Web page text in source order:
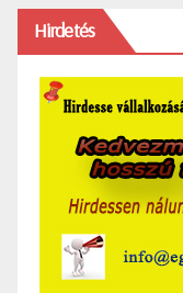
Hirdetés